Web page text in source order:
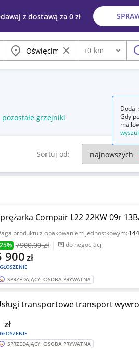
z dostawą za 0 zł
Miasto Wyczyść frazę
Odległość
+0 km
pozostałe grzejniki
Sortuj od:
Compair L22 22KW 09r
produktu z opakowaniem jednostkowym:
7900,00 zł do negocjacji
900 zł
SPRZEDAJĄCY: OSOBA PRYWATNA
transportowe transport
zł
SPRZEDAJĄCY: OSOBA PRYWATNA
Dodaj
Gdy